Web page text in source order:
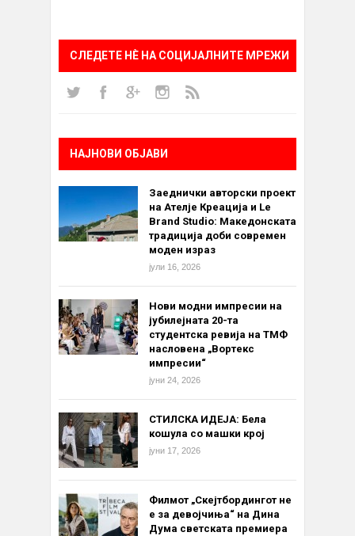
СЛЕДЕТЕ НÈ НА СОЦИЈАЛНИТЕ МРЕЖИ
НАЈНОВИ ОБЈАВИ
Заеднички авторски проект
на Ателје Креација и Le
Brand Studio: Македонската
традиција доби современ
моден израз
јули 16, 2026
Нови модни импресии на
јубилејната 20-та
студентска ревија на ТМФ
насловена „Вортекс
импресии“
јуни 24, 2026
СТИЛСКА ИДЕЈА: Бела
кошула со машки крој
јуни 17, 2026
Филмот „Скејтбордингот не
е за девојчиња“ на Дина
Дума светската премиера